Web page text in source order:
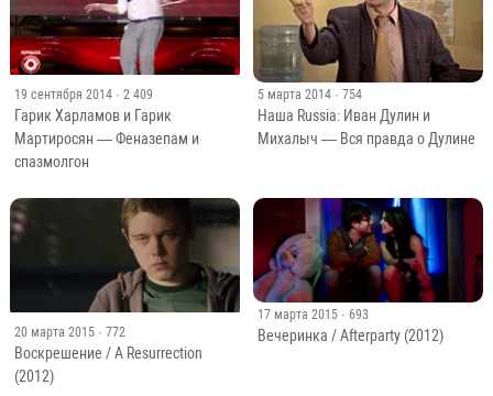
19 сентября 2014 · 2 409
Гарик Харламов и Гарик
Мартиросян — Феназепам и
спазмолгон
5 марта 2014 · 754
Наша Russia: Иван Дулин и
Михалыч — Вся правда о Дулине
20 марта 2015 · 772
Воскрешение / A Resurrection
(2012)
17 марта 2015 · 693
Вечеринка / Afterparty (2012)